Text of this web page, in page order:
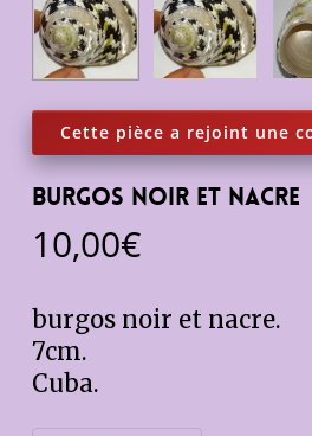
burgos noir et nacre
10,00€
burgos noir et nacre.
7cm.
Cuba.